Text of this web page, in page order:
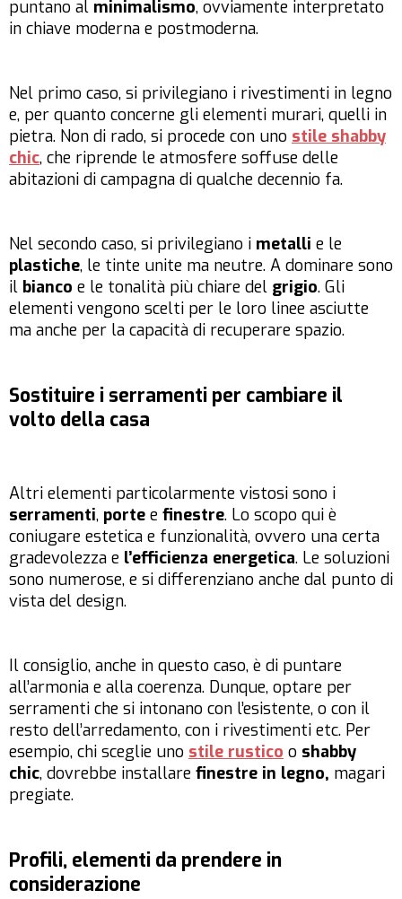
puntano al minimalismo, ovviamente interpretato
in chiave moderna e postmoderna.
Nel primo caso, si privilegiano i rivestimenti in legno
e, per quanto concerne gli elementi murari, quelli in
pietra. Non di rado, si procede con uno stile shabby
chic, che riprende le atmosfere soffuse delle
abitazioni di campagna di qualche decennio fa.
Nel secondo caso, si privilegiano i metalli e le
plastiche, le tinte unite ma neutre. A dominare sono
il bianco e le tonalità più chiare del grigio. Gli
elementi vengono scelti per le loro linee asciutte
ma anche per la capacità di recuperare spazio.
Sostituire i serramenti per cambiare il
volto della casa
Altri elementi particolarmente vistosi sono i
serramenti, porte e finestre. Lo scopo qui è
coniugare estetica e funzionalità, ovvero una certa
gradevolezza e l’efficienza energetica. Le soluzioni
sono numerose, e si differenziano anche dal punto di
vista del design.
Il consiglio, anche in questo caso, è di puntare
all’armonia e alla coerenza. Dunque, optare per
serramenti che si intonano con l’esistente, o con il
resto dell’arredamento, con i rivestimenti etc. Per
esempio, chi sceglie uno stile rustico o shabby
chic, dovrebbe installare finestre in legno, magari
pregiate.
Profili, elementi da prendere in
considerazione